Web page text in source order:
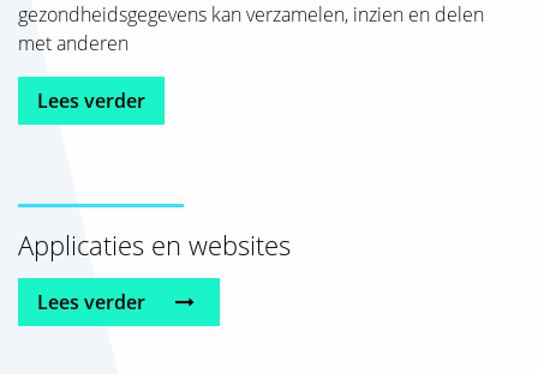
gezondheidsgegevens kan verzamelen, inzien en delen
met anderen
Lees verder
Applicaties en websites
Lees verder